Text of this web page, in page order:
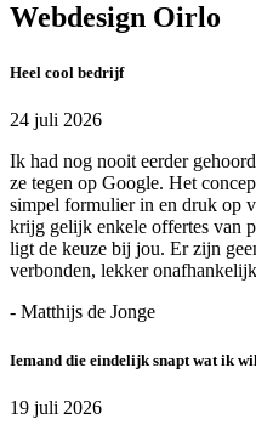
Webdesign Oirlo
Heel cool bedrijf
24 juli 2026
Ik had nog nooit eerder
ze tegen op Google. Het
simpel formulier in en druk op
krijg gelijk enkele offertes van
ligt de keuze bij jou. Er zijn
verbonden, lekker
- Matthijs de Jonge
Iemand die eindelijk snapt wat ik wil
19 juli 2026